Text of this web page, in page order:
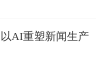
AI重塑新闻生产